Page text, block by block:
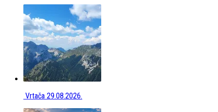
Vrtača 29.08.2026.